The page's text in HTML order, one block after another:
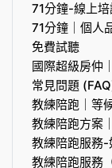
71分鐘-線上培
71分鐘｜個人
免費試聽
國際超級房仲
常見問題
教練陪跑｜等
教練陪跑方案
教練陪跑服務-
教練陪跑服務